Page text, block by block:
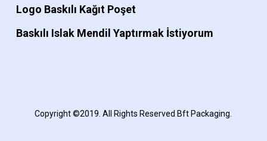
Logo Baskılı Kağıt Poşet
Baskılı Islak Mendil Yaptırmak İstiyorum
Copyright ©2019. All Rights Reserved Bft Packaging.